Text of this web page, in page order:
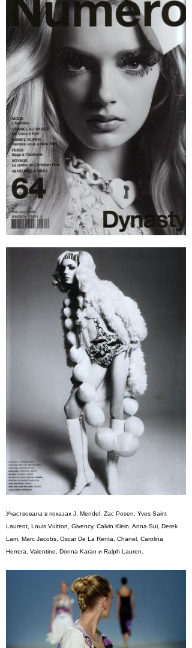
Участвовала в показах J. Mendel, Zac Posen, Yves Saint
Laurent, Louis Vuitton, Givency, Calvin Klein, Anna Sui, Derek
Lam, Marc Jacobs, Oscar De La Renta, Chanel, Carolina
Herrera, Valentino, Donna Karan и Ralph Lauren.